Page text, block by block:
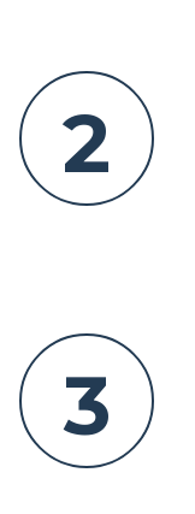
2
3